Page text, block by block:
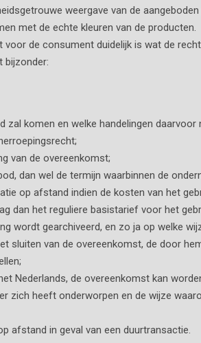
weergave van de
met de echte kleuren van de producten.
de consument duidelijk is wat de
bijzonder:
komen en welke handelingen daarvoor
van de overeenkomst;
dan wel de termijn waarbinnen de
op afstand indien de kosten van het
dan het reguliere basistarief voor het
wordt gearchiveerd, en zo ja op welke
sluiten van de overeenkomst, de door
Nederlands, de overeenkomst kan
zich heeft onderworpen en de wijze
afstand in geval van een duurtransactie.